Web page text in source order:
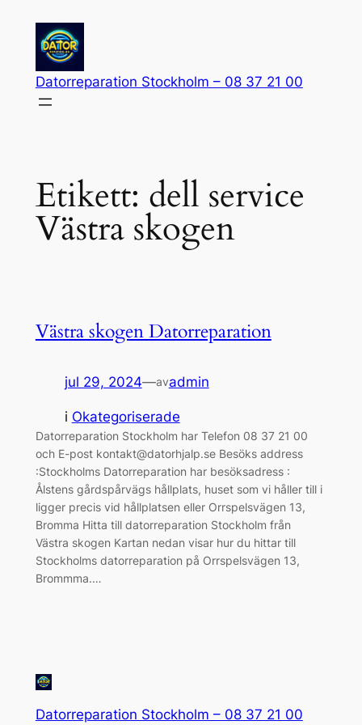
innehåll
Datorreparation Stockholm – 08 37 21 00
Etikett: dell service
Västra skogen
Västra skogen Datorreparation
jul 29, 2024—avadmin
i Okategoriserade
Datorreparation Stockholm har Telefon 08 37 21 00
och E-post kontakt@datorhjalp.se Besöks address
:Stockholms Datorreparation har besöksadress :
Ålstens gårdspårvägs hållplats, huset som vi håller till i
ligger precis vid hållplatsen eller Orrspelsvägen 13,
Bromma Hitta till datorreparation Stockholm från
Västra skogen Kartan nedan visar hur du hittar till
Stockholms datorreparation på Orrspelsvägen 13,
Brommma.…
Datorreparation Stockholm – 08 37 21 00